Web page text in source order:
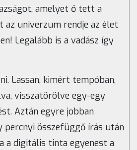
amelyet ő tett a
az univerzum rendje az élet
Legalább is a vadász így
Lassan, kimért tempóban,
visszatörölve egy-egy
Aztán egyre jobban
percnyi összefüggő írás után
a digitális tinta egyenest a